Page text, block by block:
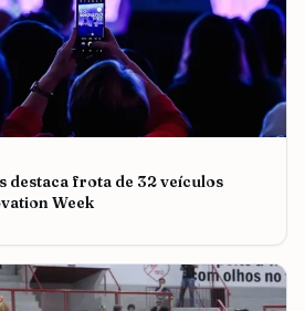
destaca frota de 32 veículos
Week